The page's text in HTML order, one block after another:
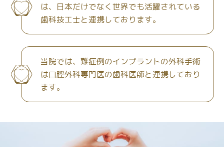
は、日本だけでなく世界でも活躍されている
歯科技工士と連携しております。
当院では、難症例のインプラントの外科手術
は口腔外科専門医の歯科医師と連携しており
ます。